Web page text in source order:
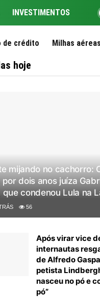
INVESTIMENTOS
de crédito Milhas aéreas
hoje
mijando no cachorro:
por dois anos juíza
que condenou Lula na
56
Após virar vice
internautas
de Alfredo
petista
nasceu no pó e
pó”